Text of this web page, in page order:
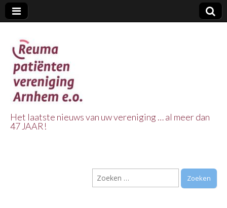
Vereniging
Arnhem e.o.
Het laatste nieuws van uw vereniging … al meer dan
47 JAAR!
Zoeken
naar: